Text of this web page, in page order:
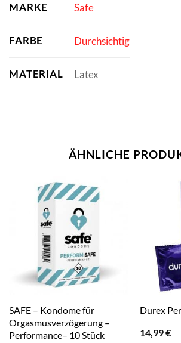
MARKE Safe
FARBE Durchsichtig
MATERIAL Latex
ÄHNLICHE
SAFE – Kondome für
Orgasmusverzögerung –
Performance– 10 Stück
Durex
14,99€